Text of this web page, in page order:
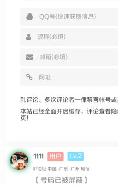
乱评论、多次评论者一律禁言帐号
本站已经全面开启缓存，评论查看
页！
1111 用户 Lv.2
IP地址:中国–广东–广州 电信
【号码已被屏蔽】